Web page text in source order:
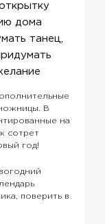
дома
танец,
В
на
сотрет
год!
поверить в